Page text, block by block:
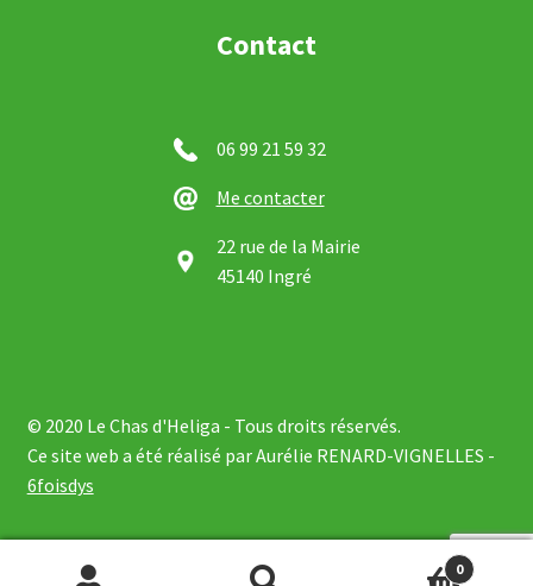
Contact
06 99 21 59 32
Me contacter
22 rue de la Mairie
45140 Ingré
© 2020 Le Chas d'Heliga - Tous droits réservés.
Ce site web a été réalisé par Aurélie RENARD-VIGNELLES -
6foisdys
0